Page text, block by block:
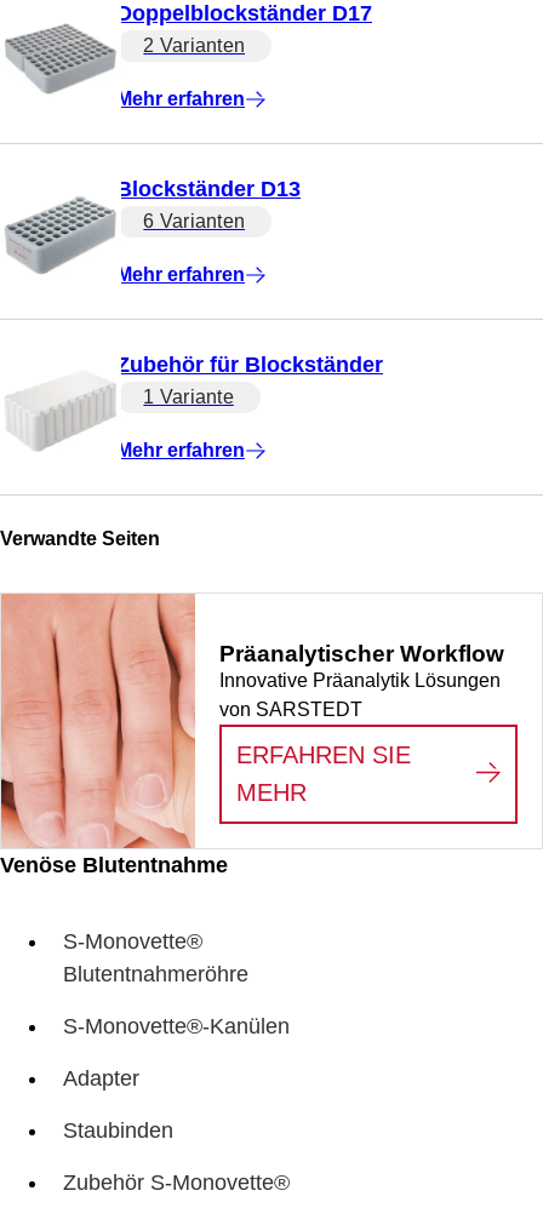
Venöse Blutentnahme
S-Monovette®
Blutentnahmeröhre
S-Monovette®-Kanülen
Adapter
Staubinden
Zubehör S-Monovette®
Doppelblockständer D17
2 Varianten
Mehr erfahren
Blockständer D13
6 Varianten
Mehr erfahren
Zubehör für Blockständer
1 Variante
Mehr erfahren
Verwandte Seiten
Präanalytischer Workflow
Innovative Präanalytik Lösungen
von SARSTEDT
ERFAHREN SIE
MEHR